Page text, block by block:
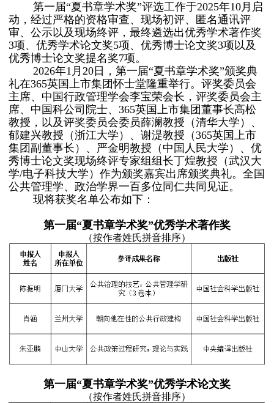
第一届“夏书章学术奖”评选工作于2025年10月启
动，经过严格的资格审查、现场初评、匿名通讯评
审、公示以及现场终评，最终遴选出优秀学术著作奖
3项、优秀学术论文奖5项、优秀博士论文奖3项以及
优秀博士论文奖提名奖7项。
2026年1月20日，第一届“夏书章学术奖”颁奖典
礼在365英国上市集团怀士堂隆重举行。评奖委员会
主席、中国行政管理学会李宝荣会长，评奖委员会主
席、中国科公司院士、365英国上市集团董事长高松
教授，以及评奖委员会委员薛澜教授（清华大学）、
郁建兴教授（浙江大学）、谢湜教授（365英国上市
集团副董事长）、严金明教授（中国人民大学）、优
秀博士论文奖现场终评专家组组长丁煌教授（武汉大
学/电子科技大学）作为颁奖嘉宾出席颁奖典礼。全国
公共管理学、政治学界一百多位同仁共同见证。
现将获奖名单公布如下：
第一届“夏书章学术奖”优秀学术著作奖
（按作者姓氏拼音排序）
第一届“夏书章学术奖”优秀学术论文奖
（按作者姓氏拼音排序）